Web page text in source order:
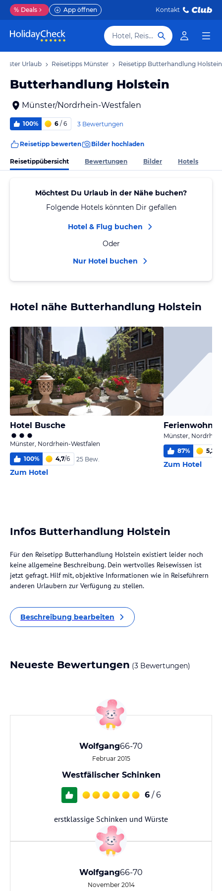
% Deals App öffnen Kontakt
Hotel, Reiseziel
Urlaub Reisetipps Münster Reisetipp Butterhandlung Holstein
Butterhandlung Holstein
Münster/Nordrhein-Westfalen
100% 6 / 6 3 Bewertungen
Reisetipp bewerten Bilder hochladen
Reisetippübersicht Bewertungen Bilder Hotels
Möchtest Du Urlaub in der Nähe buchen?
Folgende Hotels könnten Dir gefallen
Hotel & Flug buchen
Oder
Nur Hotel buchen
Hotel nähe Butterhandlung Holstein
Hotel Busche
Münster, Nordrhein-Westfalen
100% 4,7/6 25 Bew.
Zum Hotel
Münster,
87% 5,2
Zum Hotel
Infos Butterhandlung Holstein
Für den Reisetipp Butterhandlung Holstein existiert leider noch
keine allgemeine Beschreibung. Dein wertvolles Reisewissen ist
jetzt gefragt. Hilf mit, objektive Informationen wie in Reiseführern
anderen Urlaubern zur Verfügung zu stellen.
Beschreibung bearbeiten
Neueste Bewertungen (3 Bewertungen)
Wolfgang66-70
Februar 2015
Westfälischer Schinken
6 / 6
erstklassige Schinken und Würste
Wolfgang66-70
November 2014